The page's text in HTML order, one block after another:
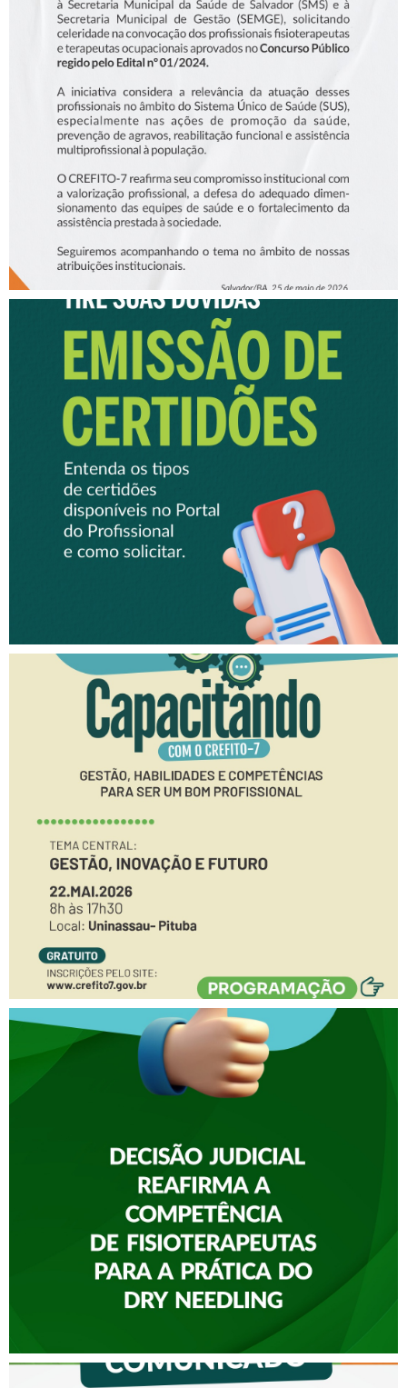
NOTA SOBRE O CONCURSO
DA SMS
EMISSÃO DE CERTIFICADOS
Inscrições abertas para o
“CAPACITANDO COM O
CREFITO-7”
CONQUISTOU UMA
IMPORTANTE VITÓRIA NA
JUSTIÇA